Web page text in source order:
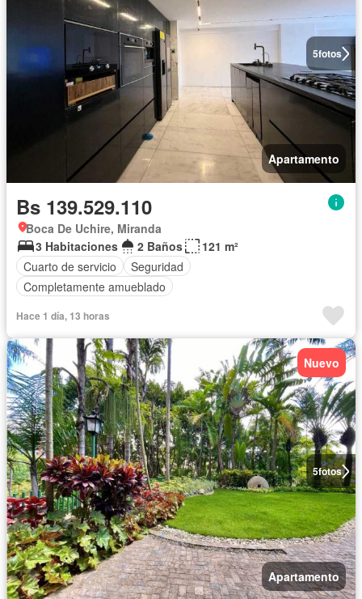
5fotos
Apartamento
Bs 139.529.110
Boca De Uchire, Miranda
3 Habitaciones
2 Baños
121 m²
Cuarto de servicio
Seguridad
Completamente amueblado
Hace 1 día, 13 horas
5fotos
Nuevo
Apartamento